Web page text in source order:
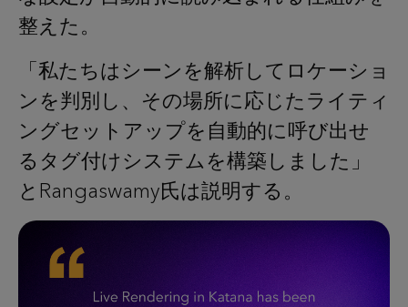
整えた。
「私たちはシーンを解析してロケーショ
ンを判別し、その場所に応じたライティ
ングセットアップを自動的に呼び出せ
るタグ付けシステムを構築しました」
とRangaswamy氏は説明する。